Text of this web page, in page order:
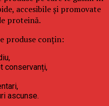
accesibile și promovate
proteină.
produse conțin:
conservanți,
ascunse.